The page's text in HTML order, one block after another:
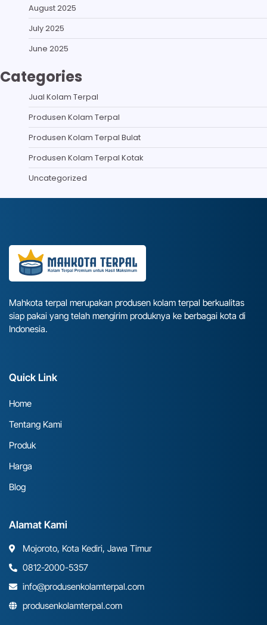
August 2025
July 2025
June 2025
Categories
Jual Kolam Terpal
Produsen Kolam Terpal
Produsen Kolam Terpal Bulat
Produsen Kolam Terpal Kotak
Uncategorized
Mahkota terpal merupakan produsen kolam terpal berkualitas
siap pakai yang telah mengirim produknya ke berbagai kota di
Indonesia.
Quick Link
Home
Tentang Kami
Produk
Harga
Blog
Alamat Kami
Mojoroto, Kota Kediri, Jawa Timur
0812-2000-5357
info@produsenkolamterpal.com
produsenkolamterpal.com